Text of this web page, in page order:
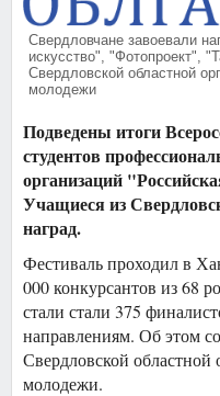
Свердловчане завоевали
искусство", "Фотопроект",
Свердловской областной
молодежи
Подведены итоги
студентов
организаций
Учащиеся из
наград.
Фестиваль проходил в
000 конкурсантов из 68
стали стали 375
направлениям. Об этом
Свердловской областной
молодежи.